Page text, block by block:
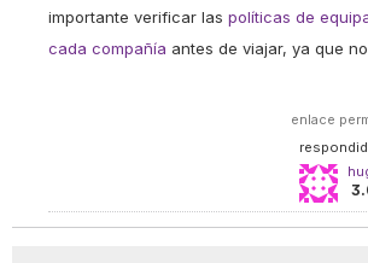
importante verificar las políticas de
cada compañía antes de viajar, ya que
enlace